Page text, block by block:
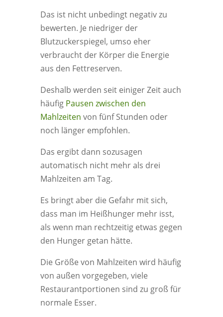
Das ist nicht unbedingt negativ zu
bewerten. Je niedriger der
Blutzuckerspiegel, umso eher
verbraucht der Körper die Energie
aus den Fettreserven.
Deshalb werden seit einiger Zeit auch
häufig Pausen zwischen den
Mahlzeiten von fünf Stunden oder
noch länger empfohlen.
Das ergibt dann sozusagen
automatisch nicht mehr als drei
Mahlzeiten am Tag.
Es bringt aber die Gefahr mit sich,
dass man im Heißhunger mehr isst,
als wenn man rechtzeitig etwas gegen
den Hunger getan hätte.
Die Größe von Mahlzeiten wird häufig
von außen vorgegeben, viele
Restaurantportionen sind zu groß für
normale Esser.